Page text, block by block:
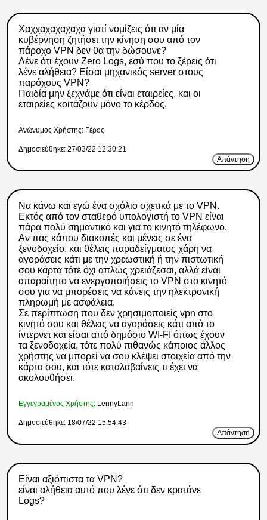
Χαχχαχαχαχαχα γιατί νομίζεις ότι αν μία
κυβέρνηση ζητήσει την κίνηση σου από τον
πάροχο VPN δεν θα την δώσουνε?
Λένε ότι έχουν Zero Logs, εσύ που το ξέρεις ότι
λένε αλήθεια? Είσαι μηχανικός server στους
παρόχους VPN?
Παιδία μην ξεχνάμε ότι είναι εταιρείες, και οι
εταιρείες κοιτάζουν μόνο το κέρδος.
Ανώνυμος Xρήστης: Γέρος
Δημοσιεύθηκε: 27/03/22 12:30:21
Απάντηση
Να κάνω και εγώ ένα σχόλιο σχετικά με το VPN.
Εκτός από τον σταθερό υπολογιστή το VPN είναι
πάρα πολύ σημαντικό και για το κινητό τηλέφωνο.
Αν πας κάπου διακοπές και μένεις σε ένα
ξενοδοχείο, και θέλεις παραδείγματος χάρη να
αγοράσεις κάτι με την χρεωστική ή την πιστωτική
σου κάρτα τότε όχι απλώς χρειάζεσαι, αλλά είναι
απαραίτητο να ενεργοποιήσεις το VPN στο κινητό
σου για να μπορέσεις να κάνεις την ηλεκτρονική
πληρωμή με ασφάλεια.
Σε περίπτωση που δεν χρησιμοποιείς vpn στο
κινητό σου και θέλεις να αγοράσεις κάτι από το
ίντερνετ και είσαι από δημόσιο WI-FI όπως έχουν
τα ξενοδοχεία, τότε πολύ πιθανώς κάποιος άλλος
χρήστης να μπορεί να σου κλέψει στοιχεία από την
κάρτα σου, και τότε καταλαβαίνεις τι έχει να
ακολουθήσει.
Εγγεγραμένος Χρήστης: LennyLann
Δημοσιεύθηκε: 18/07/22 15:54:43
Απάντηση
Είναι αξιόπιστα τα VPN?
είναι αλήθεια αυτό που λένε ότι δεν κρατάνε
Logs?